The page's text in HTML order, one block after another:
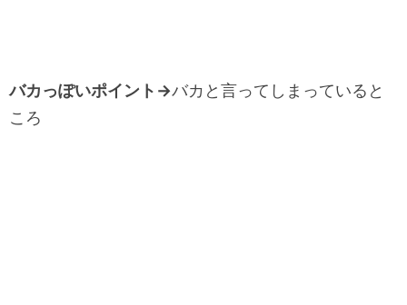
バカっぽいポイント→バカと言ってしまっていると
ころ